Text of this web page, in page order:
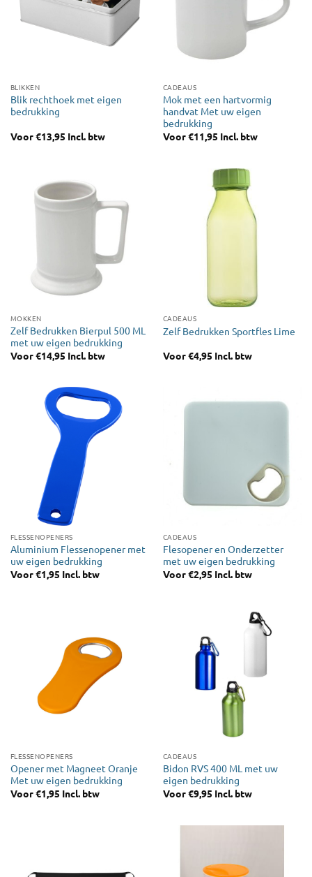
BLIKKEN
Blik rechthoek met eigen
bedrukking
Voor€13,95 Incl. btw
CADEAUS
Mok met een hartvormig
handvat Met uw eigen
bedrukking
Voor€11,95 Incl. btw
MOKKEN
Zelf Bedrukken Bierpul 500 ML
met uw eigen bedrukking
Voor€14,95 Incl. btw
CADEAUS
Zelf Bedrukken Sportfles Lime
Voor€4,95 Incl. btw
FLESSENOPENERS
Aluminium Flessenopener met
uw eigen bedrukking
Voor€1,95 Incl. btw
CADEAUS
Flesopener en Onderzetter
met uw eigen bedrukking
Voor€2,95 Incl. btw
FLESSENOPENERS
Opener met Magneet Oranje
Met uw eigen bedrukking
Voor€1,95 Incl. btw
CADEAUS
Bidon RVS 400 ML met uw
eigen bedrukking
Voor€9,95 Incl. btw